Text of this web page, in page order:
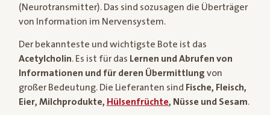
(Neurotransmitter). Das sind sozusagen die Überträger
von Information im Nervensystem.
Der bekannteste und wichtigste Bote ist das
Acetylcholin. Es ist für das Lernen und Abrufen von
Informationen und für deren Übermittlung von
großer Bedeutung. Die Lieferanten sind Fische, Fleisch,
Eier, Milchprodukte, Hülsenfrüchte, Nüsse und Sesam.